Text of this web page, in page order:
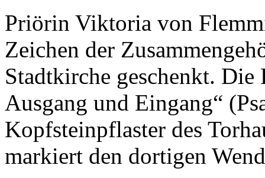
Priörin Viktoria von
Zeichen der
Stadtkirche geschenkt.
Ausgang und Eingang“
Kopfsteinpflaster des
markiert den dortigen